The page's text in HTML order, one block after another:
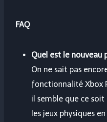
FAQ
Quel est le nouveau
On ne sait pas
fonctionnalité Xbox
il semble que ce
les jeux physiques